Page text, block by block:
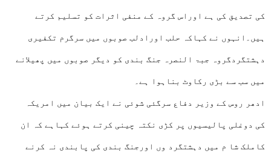
کی تصدیق کی ہے اوراس گروہ کے منفی اثرات کو تسلیم کرتے
ہیں۔انہوں نے کہاکہ حلب اورادلب صوبوں میں سرگرم تکفیری
دہشتگردگروہ جبۃ النصرہ جنگ بندی کو دیگر صوبوں میں پھیلانے
میں سب سے بڑی رکاوٹ بناہوا ہے۔
ادھر روس کے وزیر دفاع سرگئی شوئی نے ایک بیان میں امریکہ
کی دوغلی پالیسیوں پر کڑی نکتہ چینی کرتے ہوئے کہاہے کہ ان
کاملک شا م میں دہشتگرد وں اورجنگ بندی کی پابندی نہ کرنے